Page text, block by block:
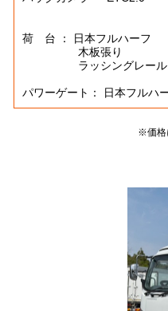
荷 台 ： 日本フルハーフ
木板張り
ラッシングレール
パワーゲート： 日本フルハ
※価格